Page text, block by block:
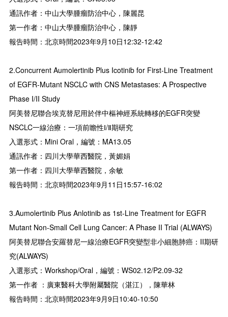
通訊作者：中山大學腫瘤防治中心，陳麗昆
第一作者：中山大學腫瘤防治中心，陳靜
報告時間：北京時間2023年9月10日12:32-12:42
2.Concurrent Aumolertinib Plus Icotinib for First-Line Treatment
of EGFR-Mutant NSCLC with CNS Metastases: A Prospective
Phase I/II Study
阿美替尼聯合埃克替尼用於伴中樞神經系統轉移的EGFR突變
NSCLC一線治療：一項前瞻性Ⅰ/Ⅱ期研究
入選形式：Mini Oral，編號：MA13.05
通訊作者：四川大學華西醫院，黃媚娟
第一作者：四川大學華西醫院，余敏
報告時間：北京時間2023年9月11日15:57-16:02
3.Aumolertinib Plus Anlotinib as 1st-Line Treatment for EGFR
Mutant Non-Small Cell Lung Cancer: A Phase II Trial (ALWAYS)
阿美替尼聯合安羅替尼一線治療EGFR突變型非小細胞肺癌：II期研
究(ALWAYS)
入選形式：Workshop/Oral，編號：WS02.12/P2.09-32
第一作者 ：廣東醫科大學附屬醫院（湛江），陳華林
報告時間：北京時間2023年9月9日10:40-10:50